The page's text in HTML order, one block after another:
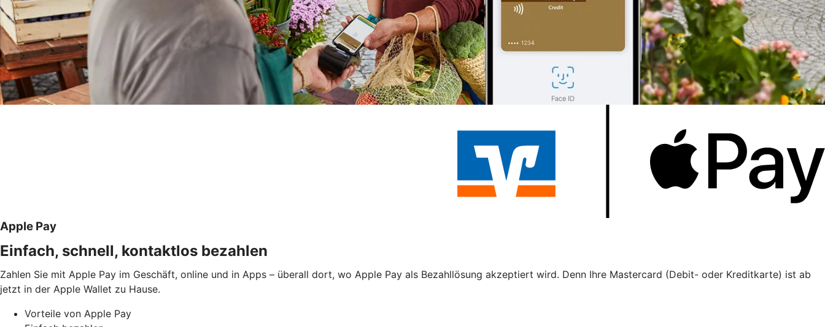
Apple Pay
Einfach, schnell, kontaktlos bezahlen
Zahlen Sie mit Apple Pay im Geschäft, online und in Apps – überall dort, wo Apple Pay als Bezahllösung akzeptiert wird. Denn Ihre Mastercard (Debit- oder Kreditkarte) ist ab
jetzt in der Apple Wallet zu Hause.
Vorteile von Apple Pay